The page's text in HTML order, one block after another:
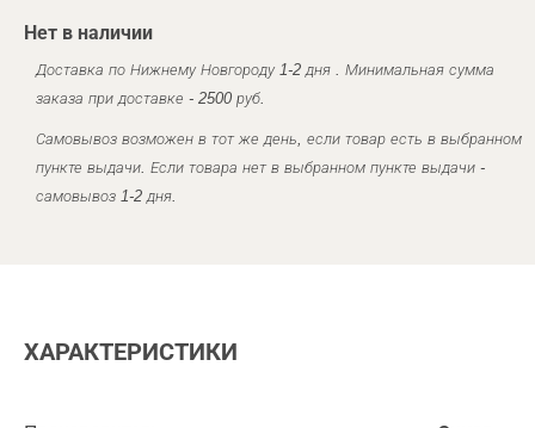
Нет в наличии
Доставка по Нижнему Новгороду 1-2 дня . Минимальная сумма
заказа при доставке - 2500 руб.
Самовывоз возможен в тот же день, если товар есть в выбранном
пункте выдачи. Если товара нет в выбранном пункте выдачи -
самовывоз 1-2 дня.
ХАРАКТЕРИСТИКИ